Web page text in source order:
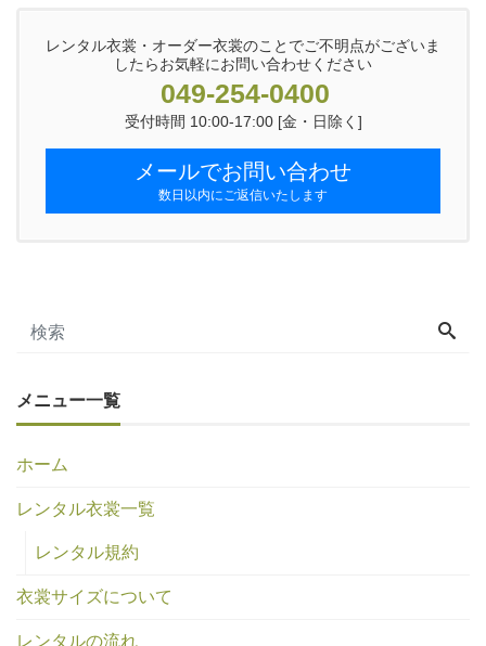
レンタル衣裳・オーダー衣裳のことでご不明点がございま
したらお気軽にお問い合わせください
049-254-0400
受付時間 10:00-17:00 [金・日除く]
メールでお問い合わせ
数日以内にご返信いたします
メニュー一覧
ホーム
レンタル衣裳一覧
レンタル規約
衣裳サイズについて
レンタルの流れ